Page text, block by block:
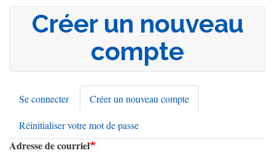
Créer un nouveau
compte
Onglets
principaux
Se connecter Créer un nouveau compte
actif)
Réinitialiser votre mot de passe
Adresse de courriel